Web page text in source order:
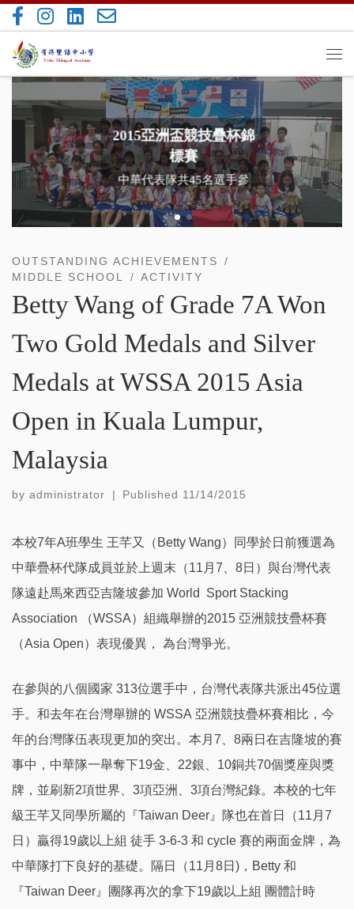
Skip to content
2015亞洲盃競技疊杯錦
標賽
中華代表隊共45名選手參
賽，小選手們個個表現出
色！
OUTSTANDING ACHIEVEMENTS
MIDDLE SCHOOL
ACTIVITY
Betty Wang of Grade 7A Won
Two Gold Medals and Silver
Medals at WSSA 2015 Asia
Open in Kuala Lumpur,
Malaysia
by administrator Published 11/14/2015
本校7年A班學生 王芊又（Betty Wang）同學於日前獲選為
中華疊杯代隊成員並於上週末（11月7、8日）與台灣代表
隊遠赴馬來西亞吉隆坡參加 World Sport Stacking
Association （WSSA）組織舉辦的2015 亞洲競技疊杯賽
（Asia Open）表現優異， 為台灣爭光。
在參與的八個國家 313位選手中，台灣代表隊共派出45位選
手。和去年在台灣舉辦的 WSSA 亞洲競技疊杯賽相比，今
年的台灣隊伍表現更加的突出。本月7、8兩日在吉隆坡的賽
事中，中華隊一舉奪下19金、22銀、10銅共70個獎座與獎
牌，並刷新2項世界、3項亞洲、3項台灣紀錄。本校的七年
級王芊又同學所屬的『Taiwan Deer』隊也在首日（11月7
日）贏得19歲以上組 徒手 3-6-3 和 cycle 賽的兩面金牌，為
中華隊打下良好的基礎。隔日（11月8日)，Betty 和
『Taiwan Deer』團隊再次的拿下19歲以上組 團體計時